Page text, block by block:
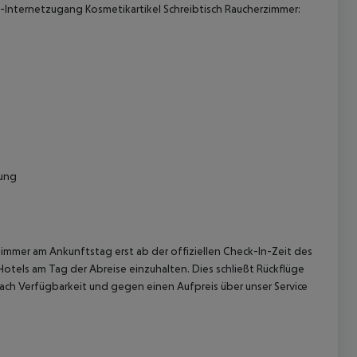
Kosmetikartikel Schreibtisch Raucherzimmer:
am Ankunftstag erst ab der offiziellen Check-In-Zeit des
am Tag der Abreise einzuhalten. Dies schließt Rückflüge
Verfügbarkeit und gegen einen Aufpreis über unser Service